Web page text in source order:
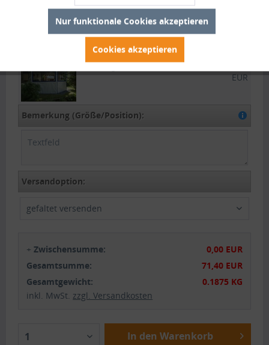
wird.
Fenster klein (bis 1,25m²):
Fenster groß (ab 1,25m²):
EUR
Bemerkung (Größe/Position):
Versandoption:
gefaltet versenden
+Zwischensumme:
0,00 EUR
Gesamtsumme:
71,40 EUR
Gesamtgewicht:
0.1875 KG
inkl. MwSt. zzgl. Versandkosten
1 In den Warenkorb
Nur funktionale Cookies akzeptieren
Cookies akzeptieren